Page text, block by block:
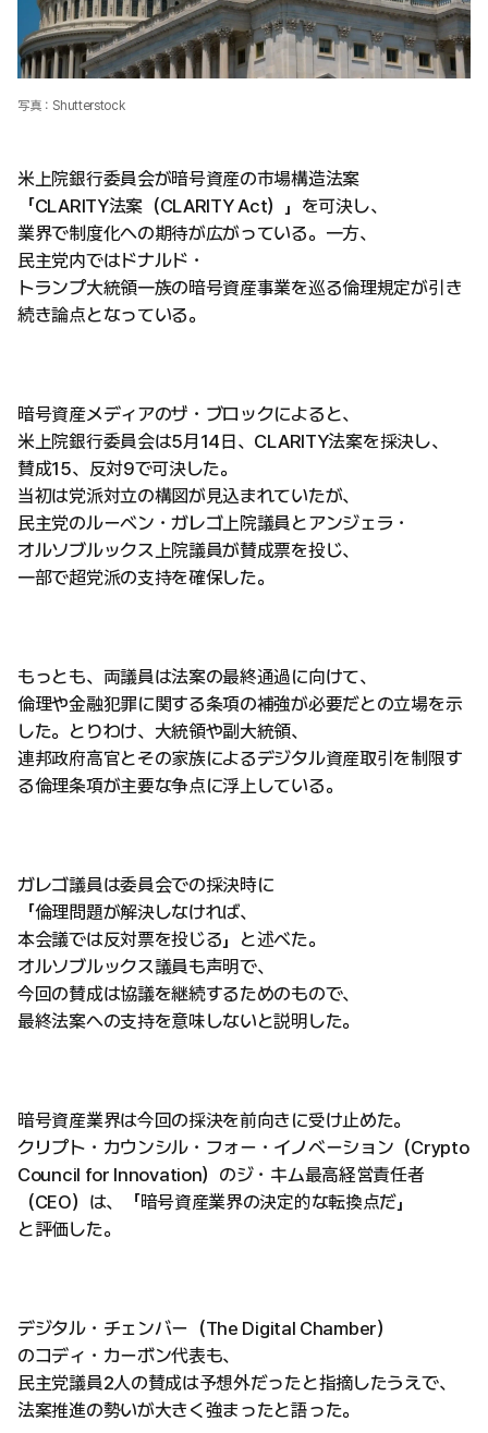
写真：Shutterstock
米上院銀行委員会が暗号資産の市場構造法案
「CLARITY法案（CLARITY Act）」を可決し、
業界で制度化への期待が広がっている。一方、
民主党内ではドナルド・
トランプ大統領一族の暗号資産事業を巡る倫理規定が引き
続き論点となっている。
暗号資産メディアのザ・ブロックによると、
米上院銀行委員会は5月14日、CLARITY法案を採決し、
賛成15、反対9で可決した。
当初は党派対立の構図が見込まれていたが、
民主党のルーベン・ガレゴ上院議員とアンジェラ・
オルソブルックス上院議員が賛成票を投じ、
一部で超党派の支持を確保した。
もっとも、両議員は法案の最終通過に向けて、
倫理や金融犯罪に関する条項の補強が必要だとの立場を示
した。とりわけ、大統領や副大統領、
連邦政府高官とその家族によるデジタル資産取引を制限す
る倫理条項が主要な争点に浮上している。
ガレゴ議員は委員会での採決時に
「倫理問題が解決しなければ、
本会議では反対票を投じる」と述べた。
オルソブルックス議員も声明で、
今回の賛成は協議を継続するためのもので、
最終法案への支持を意味しないと説明した。
暗号資産業界は今回の採決を前向きに受け止めた。
クリプト・カウンシル・フォー・イノベーション（Crypto
Council for Innovation）のジ・キム最高経営責任者
（CEO）は、「暗号資産業界の決定的な転換点だ」
と評価した。
デジタル・チェンバー（The Digital Chamber）
のコディ・カーボン代表も、
民主党議員2人の賛成は予想外だったと指摘したうえで、
法案推進の勢いが大きく強まったと語った。